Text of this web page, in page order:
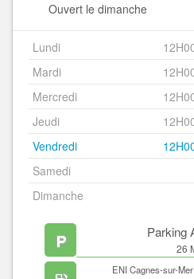
Ouvert le dimanche
Lundi
Mardi
Mercredi
Jeudi
Vendredi
Samedi
Dimanche
Parking
26
ENI Cagnes-sur-